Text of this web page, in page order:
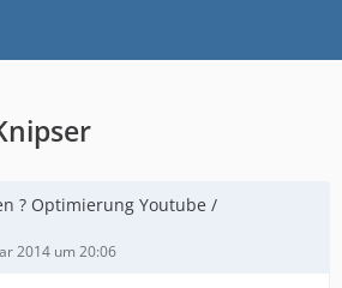
? Optimierung Youtube /
2014 um 20:06